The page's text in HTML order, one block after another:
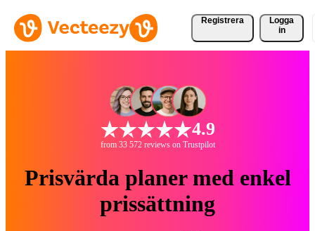
Registrera
Logga
in
4.9
from 33 572 reviews on Trustpilot
Prisvärda planer med enkel
prissättning